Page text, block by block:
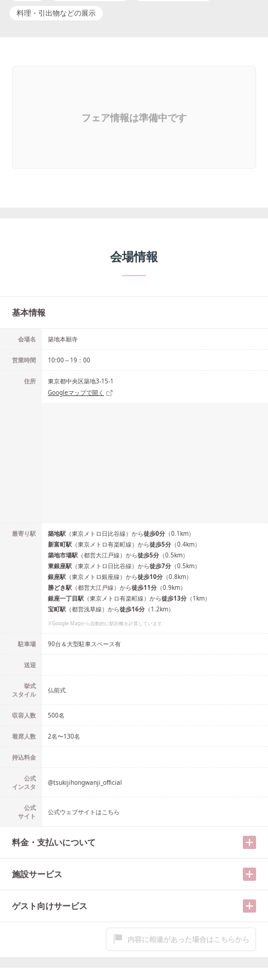
料理・引出物などの展示
フェア情報は準備中です
会場情報
基本情報
会場名 築地本願寺
営業時間 10:00～19：00
住所
東京都中央区築地3-15-1
Googleマップで開く
最寄り駅 築地駅 （東京メトロ日比谷線） から徒歩0分 （0.1km）
新富町駅 （東京メトロ有楽町線） から徒歩5分 （0.4km）
築地市場駅 （都営大江戸線） から徒歩5分 （0.5km）
東銀座駅 （東京メトロ日比谷線） から徒歩7分 （0.5km）
銀座駅 （東京メトロ銀座線） から徒歩10分 （0.8km）
勝どき駅 （都営大江戸線） から徒歩11分 （0.9km）
銀座一丁目駅 （東京メトロ有楽町線） から徒歩13分 （1km）
宝町駅 （都営浅草線） から徒歩16分 （1.2km）
※Google Mapから自動的に駅距離を計算しています
駐車場 90台＆大型駐車スペース有
送迎
挙式
スタイル
仏前式
収容人数 500名
着席人数 2名〜130名
持込料金
公式
インスタ
@tsukijihongwanji_official
公式
サイト
公式ウェブサイトはこちら
料金・支払いについて
施設サービス
ゲスト向けサービス
内容に相違があった場合はこちらから